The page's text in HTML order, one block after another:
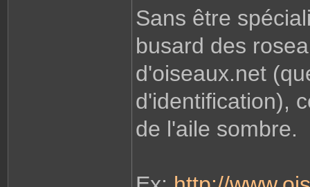
Sans être
busard des
d'oiseaux.net
d'identification),
de l'aile sombre.